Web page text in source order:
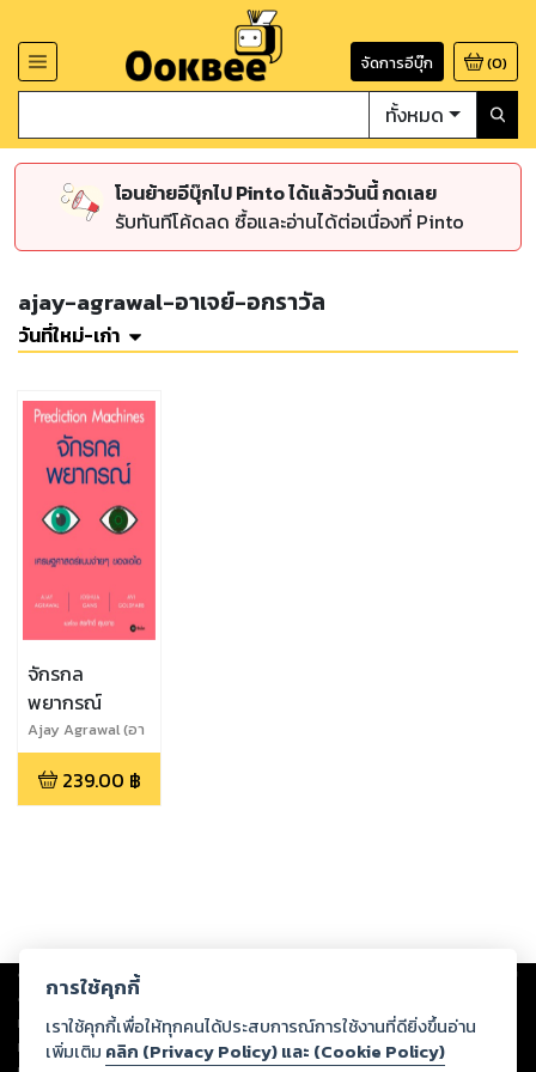
จัดการอีบุ๊ก (0)
ทั้งหมด
โอนย้ายอีบุ๊กไป Pinto ได้แล้ววันนี้ กดเลย
รับทันทีโค้ดลด ซื้อและอ่านได้ต่อเนื่องที่ Pinto
ajay-agrawal-อาเจย์-อกราวัล
วันที่ใหม่-เก่า
จักรกล
พยากรณ์
Ajay Agrawal (อา
เจย์ อกราวั
ล),Joshua Gans
(โจชัว แกนส์),Avi
239.00 ฿
Copyright © 2026
ต่อผลงานหรือเนื้อหาใดที่อัปโหลดผ่านเว็บไซต์และปรากฏว่าละเมิดสิทธิใน
ทรัพย์สินทางปัญญาของบุคคลอื่นหรือขัดต่อกฎหมายและศีลธรรม ดังนั้น ผู้อ่าน
ทุกท่านโปรดใช้วิจารณญาณในการกลั่นกรองด้วยตนเอง และหากท่านพบว่าส่วน
การใช้คุกกี้
เราใช้คุกกี้เพื่อให้ทุกคนได้ประสบการณ์การใช้งานที่ดียิ่งขึ้นอ่าน
เพิ่มเติม คลิก (Privacy Policy) และ (Cookie Policy)